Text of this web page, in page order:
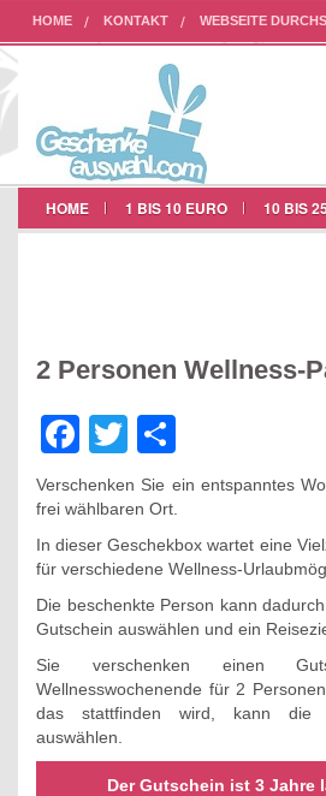
HOME KONTAKT WEBSEITE
AUF UNSERER WEBSEITE WERBEN
HOME 1 BIS 10 EURO 10 BIS
2 Personen Wellness-
Facebook
Twitter
Verschenken Sie ein entspanntes
frei wählbaren Ort.
In dieser Geschekbox wartet eine
für verschiedene Wellness-
Die beschenkte Person kann
Gutschein auswählen und ein
Sie verschenken einen
Wellnesswochenende für 2
das stattfinden wird, kann die
auswählen.
Der Gutschein ist 3 Jahre